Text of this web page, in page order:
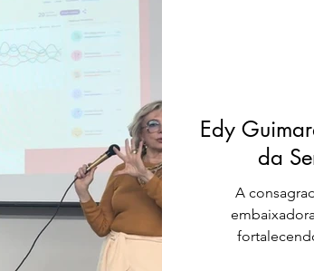
Edy
da
A